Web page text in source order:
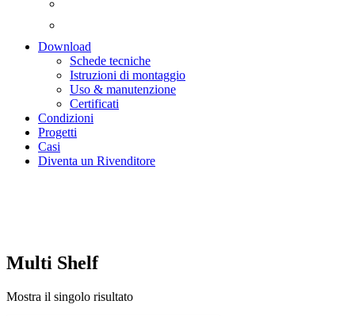
Download
Schede tecniche
Istruzioni di montaggio
Uso & manutenzione
Certificati
Condizioni
Progetti
Casi
Diventa un Rivenditore
Multi Shelf
Mostra il singolo risultato